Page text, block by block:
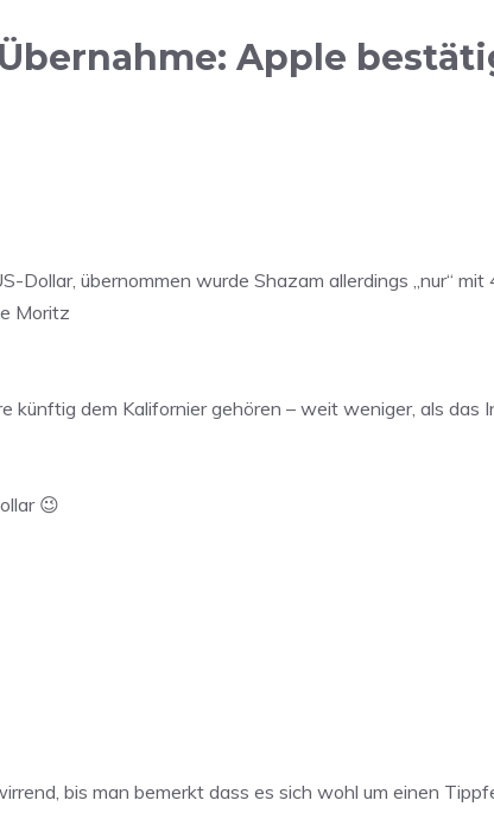
Apple
übernommen wurde Shazam allerdings „nur“
Moritz
künftig dem Kalifornier gehören – weit weniger, als
😉
bis man bemerkt dass es sich wohl um einen